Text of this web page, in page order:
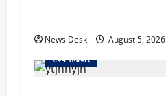
News Desk August 5, 2026
राज्य समाचार